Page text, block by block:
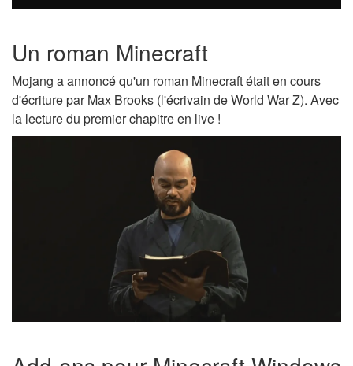
Un roman Minecraft
Mojang a annoncé qu'un roman Minecraft était en cours
d'écriture par Max Brooks (l'écrivain de World War Z). Avec
la lecture du premier chapitre en live !